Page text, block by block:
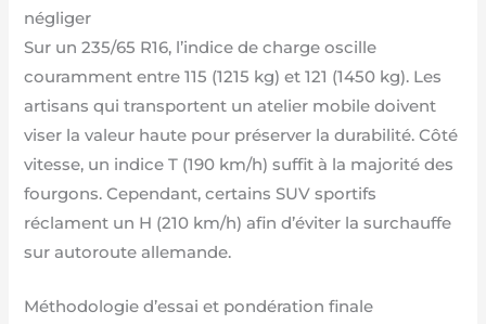
négliger
Sur un 235/65 R16, l’indice de charge oscille
couramment entre 115 (1215 kg) et 121 (1450 kg). Les
artisans qui transportent un atelier mobile doivent
viser la valeur haute pour préserver la durabilité. Côté
vitesse, un indice T (190 km/h) suffit à la majorité des
fourgons. Cependant, certains SUV sportifs
réclament un H (210 km/h) afin d’éviter la surchauffe
sur autoroute allemande.
Méthodologie d’essai et pondération finale